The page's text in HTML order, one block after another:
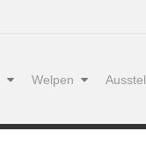
Welpen